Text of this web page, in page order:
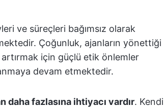
ve süreçleri bağımsız olarak
Çoğunluk, ajanların yönettiği
için güçlü etik önlemler
devam etmektedir.
daha fazlasına ihtiyacı vardır. Kendi